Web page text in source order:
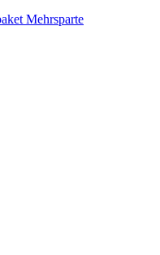
Mehrsparte